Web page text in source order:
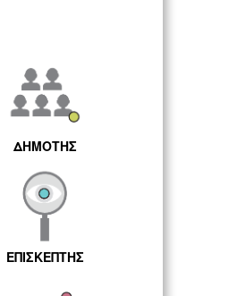
ΔΗΜΟΤΗΣ
ΕΠΙΣΚΕΠΤΗΣ